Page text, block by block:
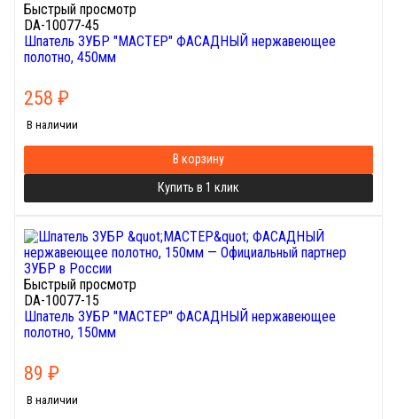
Быстрый просмотр
DA-10077-45
Шпатель ЗУБР "МАСТЕР" ФАСАДНЫЙ нержавеющее
полотно, 450мм
258 ₽
В наличии
В корзину
Купить в 1 клик
Быстрый просмотр
DA-10077-15
Шпатель ЗУБР "МАСТЕР" ФАСАДНЫЙ нержавеющее
полотно, 150мм
89 ₽
В наличии